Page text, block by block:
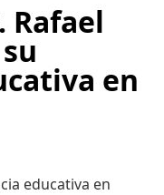
Rafael
en
educativa en